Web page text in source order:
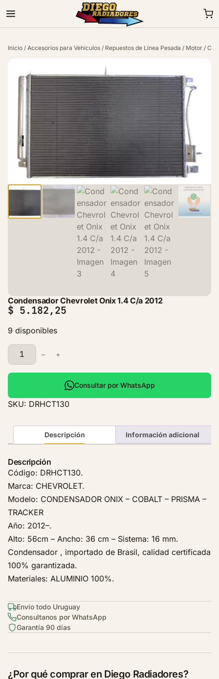
Inicio / Accesorios para Vehículos / Repuestos de Línea Pesada / Motor /
Condensador Chevrolet Onix 1.4 C/a 2012
$ 5.182,25
9 disponibles
C
o
n
e
n
d
r
C
h
e
v
r
o
l
e
t
i
x
1
4
− +
Consultar por WhatsApp
SKU: DRHCT130
Descripción Información adicional
Descripción
Código: DRHCT130.
Marca: CHEVROLET.
Modelo: CONDENSADOR ONIX – COBALT – PRISMA –
TRACKER
Año: 2012–.
Alto: 56cm – Ancho: 36 cm – Sistema: 16 mm.
Condensador , importado de Brasil, calidad certificada
100% garantizada.
Materiales: ALUMINIO 100%.
Envío todo Uruguay
Consultanos por WhatsApp
Garantía 90 días
¿Por qué comprar en Diego Radiadores?